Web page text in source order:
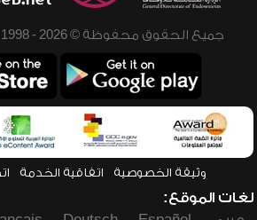
جميع الحقوق محفوظة © 2026 - 1998 لشبكة إسلام ويب
وثيقة الخصوصية اتفاقية الخدمة
لغات الموقع: